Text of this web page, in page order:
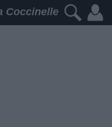
Coccinelle